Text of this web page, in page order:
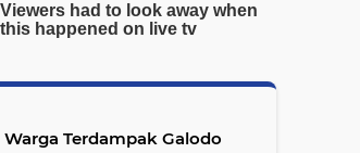
Terdampak Galodo